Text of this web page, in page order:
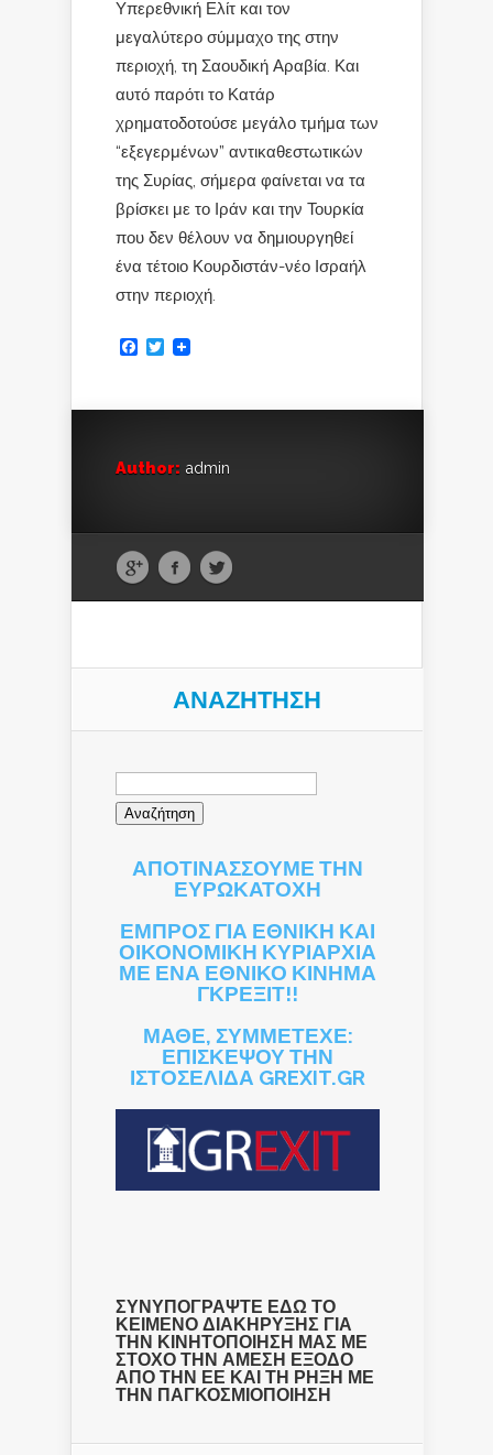
Υπερεθνική Ελίτ και τον
μεγαλύτερο σύμμαχο της στην
περιοχή, τη Σαουδική Αραβία. Και
αυτό παρότι το Κατάρ
χρηματοδοτούσε μεγάλο τμήμα των
“εξεγερμένων” αντικαθεστωτικών
της Συρίας, σήμερα φαίνεται να τα
βρίσκει με το Ιράν και την Τουρκία
που δεν θέλουν να δημιουργηθεί
ένα τέτοιο Κουρδιστάν-νέο Ισραήλ
στην περιοχή.
Facebook
Twitter
Author: admin
ΑΝΑΖΉΤΗΣΗ
Αναζήτηση
ΑΠΟΤΙΝΑΣΣΟΥΜΕ ΤΗΝ
ΕΥΡΩΚΑΤΟΧΗ
ΕΜΠΡΟΣ ΓΙΑ ΕΘΝΙΚΗ ΚΑΙ
ΟΙΚΟΝΟΜΙΚΗ ΚΥΡΙΑΡΧΙΑ
ΜΕ ΕΝΑ ΕΘΝΙΚΟ ΚΙΝΗΜΑ
ΓΚΡΕΞΙΤ!!
ΜΑΘΕ, ΣΥΜΜΕΤΕΧΕ:
ΕΠΙΣΚΕΨΟΥ ΤΗΝ
ΙΣΤΟΣΕΛΙΔΑ GREXIT.GR
ΣΥΝΥΠΟΓΡΑΨΤΕ ΕΔΩ ΤΟ
ΚΕΙΜΕΝΟ ΔΙΑΚΗΡΥΞΗΣ ΓΙΑ
ΤΗΝ ΚΙΝΗΤΟΠΟΙΗΣΗ ΜΑΣ ΜΕ
ΣΤΟΧΟ ΤΗΝ ΑΜΕΣΗ ΕΞΟΔΟ
ΑΠΟ ΤΗΝ ΕΕ ΚΑΙ ΤΗ ΡΗΞΗ ΜΕ
ΤΗΝ ΠΑΓΚΟΣΜΙΟΠΟΙΗΣΗ